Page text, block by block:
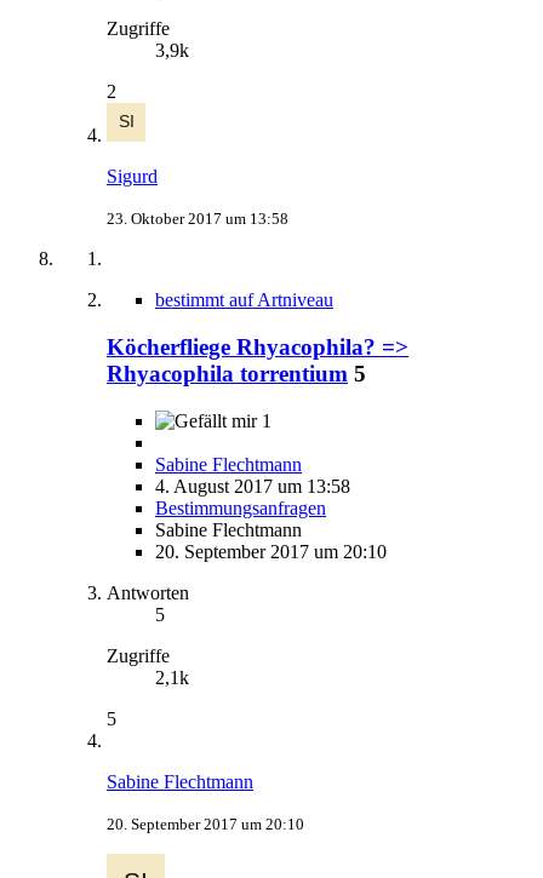
Zugriffe
3,9k
2
Sigurd
23. Oktober 2017 um 13:58
bestimmt auf Artniveau
Köcherfliege Rhyacophila? =>
Rhyacophila torrentium 5
1
Sabine Flechtmann
4. August 2017 um 13:58
Bestimmungsanfragen
Sabine Flechtmann
20. September 2017 um 20:10
Antworten
5
Zugriffe
2,1k
5
Sabine Flechtmann
20. September 2017 um 20:10